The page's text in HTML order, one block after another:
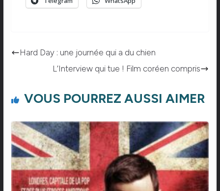
Hard Day : une journée qui a du chien
L’Interview qui tue ! Film coréen compris
VOUS POURREZ AUSSI AIMER